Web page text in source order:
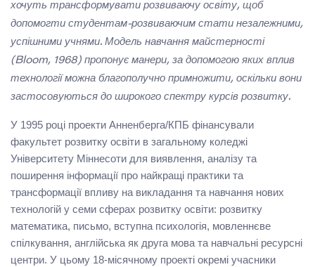
хочуть трансформувати розвиваючу освіту, щоб
допомогти студентам-розвиваючим стати незалежними,
успішними учнями. Модель навчання майстерності
(Bloom, 1968) пропонує манери, за допомогою яких вплив
технології можна благополучно примножити, оскільки вони
застосовуються до широкого спектру курсів розвитку.
У 1995 році проекти Анненберга/КПБ фінансували
факультет розвитку освіти в загальному коледжі
Університету Міннесоти для виявлення, аналізу та
поширення інформації про найкращі практики та
трансформації впливу на викладання та навчання нових
технологій у семи сферах розвитку освіти: розвитку
математика, письмо, вступна психологія, мовленнєве
спілкування, англійська як друга мова та навчальні ресурсні
центри. У цьому 18-місячному проекті окремі учасники